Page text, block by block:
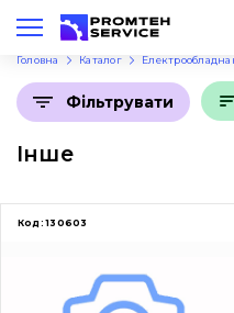
Укр
Головна Каталог
Інше
Фільтрувати
Код: 130603